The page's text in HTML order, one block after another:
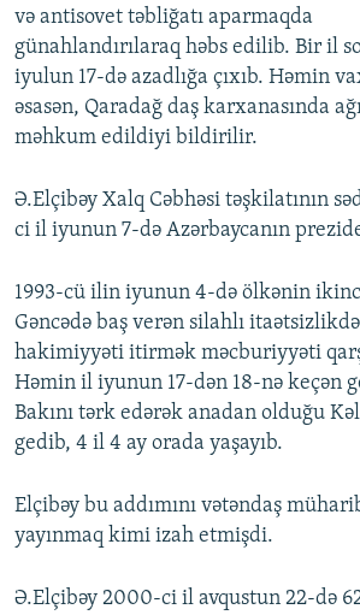
və antisovet təbliğatı aparmaqda
günahlandırılaraq həbs edilib. Bir il
iyulun 17-də azadlığa çıxıb. Həmin
əsasən, Qaradağ daş karxanasında
məhkum edildiyi bildirilir.
Ə.Elçibəy Xalq Cəbhəsi təşkilatının
ci il iyunun 7-də Azərbaycanın
1993-cü ilin iyunun 4-də ölkənin
Gəncədə baş verən silahlı
hakimiyyəti itirmək məcburiyyəti
Həmin il iyunun 17-dən 18-nə keçən
Bakını tərk edərək anadan olduğu
gedib, 4 il 4 ay orada yaşayıb.
Elçibəy bu addımını vətəndaş
yayınmaq kimi izah etmişdi.
Ə.Elçibəy 2000-ci il avqustun 22-də